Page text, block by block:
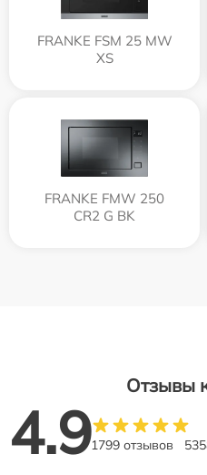
FRANKE FSM 25 MW
XS
FRANKE FMW 250
CR2 G BK
Отзывы
4.91799 отзывов